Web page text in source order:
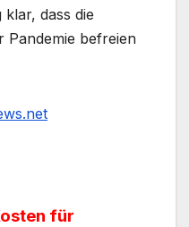
klar, dass die
Pandemie befreien
für